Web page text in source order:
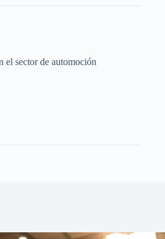
el sector de automoción